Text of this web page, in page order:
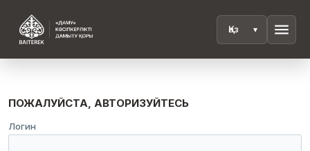
menu
ПОЖАЛУЙСТА, АВТОРИЗУЙТЕСЬ
Логин